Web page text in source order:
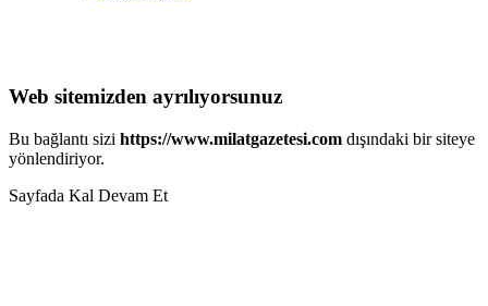
Web sitemizden ayrılıyorsunuz
Bu bağlantı sizi https://www.milatgazetesi.com dışındaki bir siteye
yönlendiriyor.
Sayfada Kal Devam Et